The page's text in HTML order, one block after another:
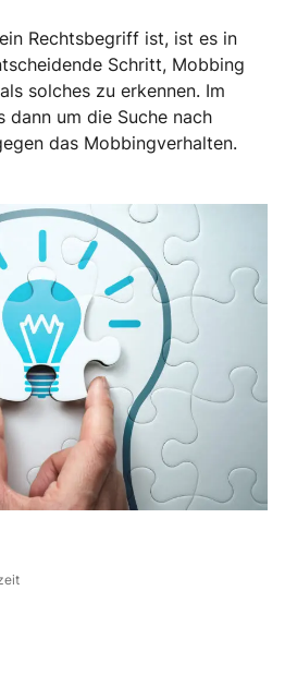
Rechtsbegriff ist, ist es in
Schritt, Mobbing
solches zu erkennen. Im
um die Suche nach
das Mobbingverhalten.